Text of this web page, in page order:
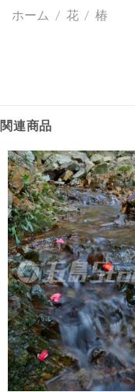
ホーム / 花 / 椿
関連商品